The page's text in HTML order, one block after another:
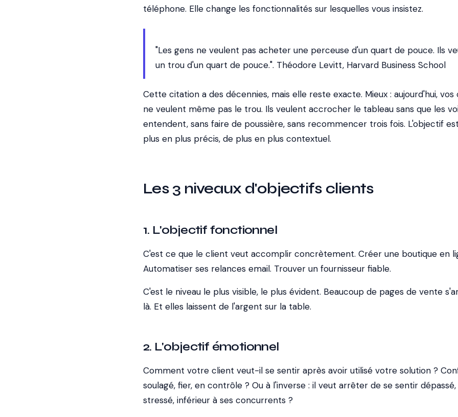
téléphone. Elle change les fonctionnalités sur lesquelles vous insistez.
"Les gens ne veulent pas acheter une perceuse d'un quart de pouce. Ils
un trou d'un quart de pouce.". Théodore Levitt, Harvard Business School
Cette citation a des décennies, mais elle reste exacte. Mieux : aujourd'hui, vos
ne veulent même pas le trou. Ils veulent accrocher le tableau sans que les
entendent, sans faire de poussière, sans recommencer trois fois. L'objectif
plus en plus précis, de plus en plus contextuel.
Les 3 niveaux d'objectifs clients
1. L'objectif fonctionnel
C'est ce que le client veut accomplir concrètement. Créer une boutique en
Automatiser ses relances email. Trouver un fournisseur fiable.
C'est le niveau le plus visible, le plus évident. Beaucoup de pages de vente
là. Et elles laissent de l'argent sur la table.
2. L'objectif émotionnel
Comment votre client veut-il se sentir après avoir utilisé votre solution ?
soulagé, fier, en contrôle ? Ou à l'inverse : il veut arrêter de se sentir dépassé,
stressé, inférieur à ses concurrents ?